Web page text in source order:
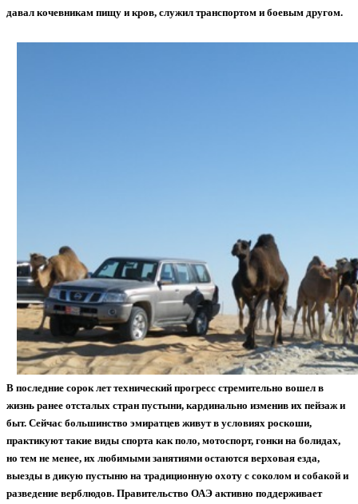
давал кочевникам пищу и кров, служил транспортом и боевым другом.
В последние сорок лет технический прогресс стремительно вошел в
жизнь ранее отсталых стран пустыни, кардинально изменив их пейзаж и
быт. Сейчас большинство эмиратцев живут в условиях роскоши,
практикуют такие виды спорта как поло, мотоспорт, гонки на болидах,
но тем не менее, их любимыми занятиями остаются верховая езда,
выезды в дикую пустыню на традиционную охоту с соколом и собакой и
разведение верблюдов. Правительство ОАЭ активно поддерживает